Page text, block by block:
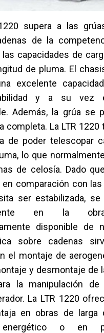
supera a las
de la
las capacidades de
de pluma. El
excelente
y a su vez
Además, la grúa se
completa. La LTR
de poder telescopar
lo que
de celosía. Dado
en comparación con
ser estabilizada, se
en la
disponible de
sobre cadenas
el montaje de
y desmontaje de
la manipulación
La LTR 1220
en obras de larga
o en